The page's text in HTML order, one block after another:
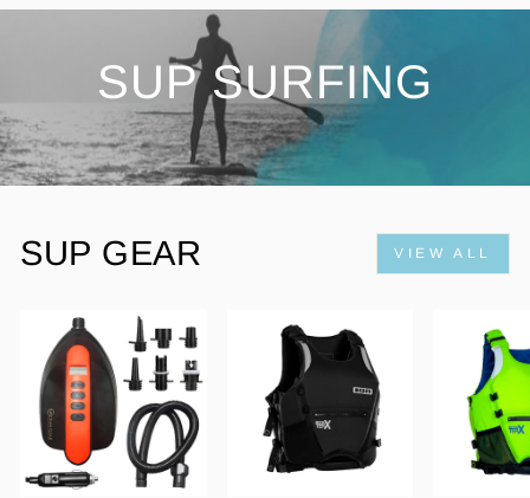
SUP SURFING
SUP GEAR VIEW ALL